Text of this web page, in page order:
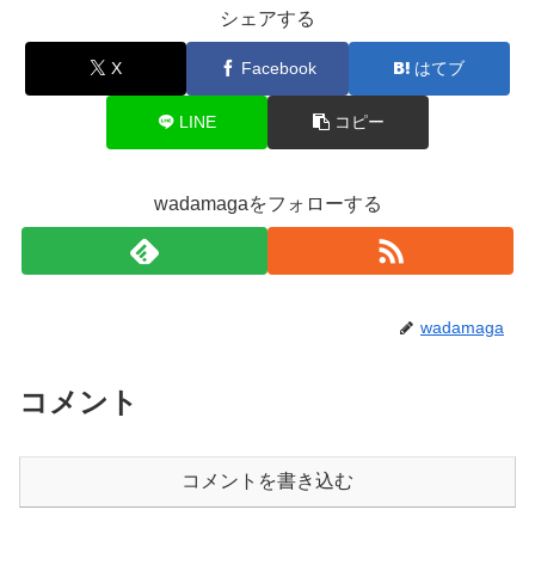
シェアする
X Facebook はてブ
LINE コピー
wadamagaをフォローする
wadamaga
コメント
コメントを書き込む